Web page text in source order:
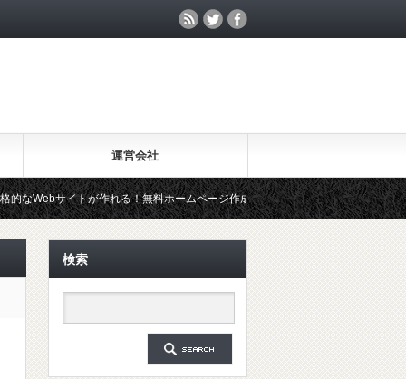
運営会社
作れる！無料ホームページ作成ツール「Wix」を試してみた 20年
検索